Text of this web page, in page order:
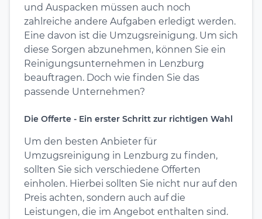
und Auspacken müssen auch noch
zahlreiche andere Aufgaben erledigt werden.
Eine davon ist die Umzugsreinigung. Um sich
diese Sorgen abzunehmen, können Sie ein
Reinigungsunternehmen in Lenzburg
beauftragen. Doch wie finden Sie das
passende Unternehmen?
Die Offerte - Ein erster Schritt zur richtigen Wahl
Um den besten Anbieter für
Umzugsreinigung in Lenzburg zu finden,
sollten Sie sich verschiedene Offerten
einholen. Hierbei sollten Sie nicht nur auf den
Preis achten, sondern auch auf die
Leistungen, die im Angebot enthalten sind.